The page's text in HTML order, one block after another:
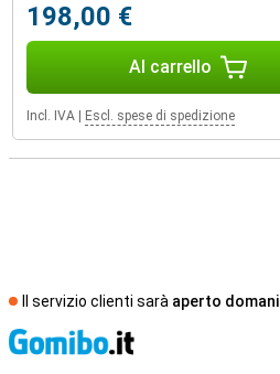
198,00 €
Al carrello
Incl. IVA Escl. spese di spedizione
Il servizio clienti sarà aperto domani